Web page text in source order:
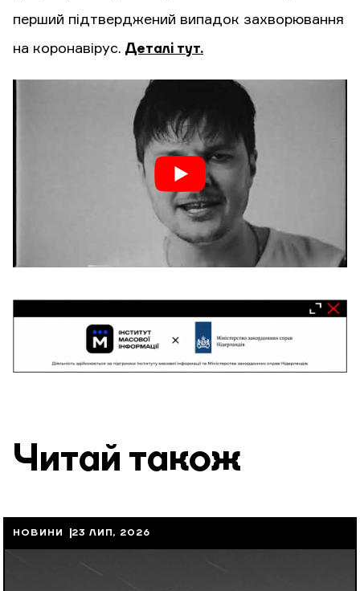
перший підтверджений випадок захворювання
на коронавірус. Деталі тут.
Читай також
НОВИНИ 23 ЛИП, 2026